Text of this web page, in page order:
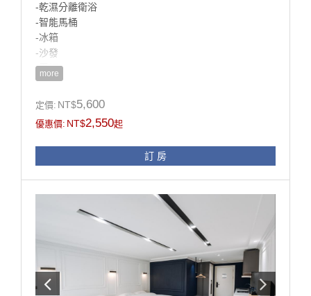
-乾濕分離衛浴
-智能馬桶
-冰箱
-沙發
-電視
這間房型是基本的雙人房型，
明亮極簡的設計，讓人覺得房間非常寬敞，
more
定價: NT$5,600
優惠價: NT$2,550起
訂 房